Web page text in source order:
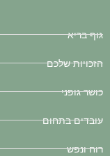
גוף בריא
הזכויות שלכם
כושר גופני
עובדים בתחום
רוח ונפש